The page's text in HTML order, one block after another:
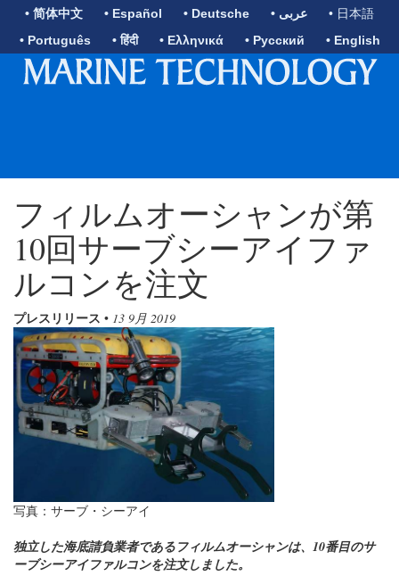
• 简体中文 • Español • Deutsche • عربى
• 日本語
• Português
• हिंदी • Ελληνικά • Русский • English
フィルムオーシャンが第
10回サーブシーアイファ
ルコンを注文
プレスリリース • 13 9月 2019
写真：サーブ・シーアイ
独立した海底請負業者であるフィルムオーシャンは、10番目のサ
ーブシーアイファルコンを注文しました。